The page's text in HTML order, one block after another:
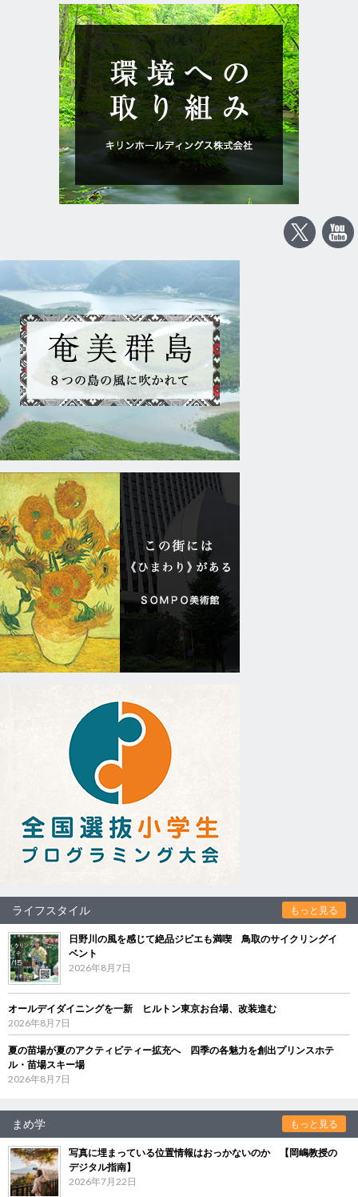
ライフスタイル もっと見る
日野川の風を感じて絶品ジビエも満喫 鳥取のサイクリングイ
ベント
2026年8月7日
オールデイダイニングを一新 ヒルトン東京お台場、改装進む
2026年8月7日
夏の苗場が夏のアクティビティー拡充へ 四季の各魅力を創出プリンスホテ
ル・苗場スキー場
2026年8月7日
まめ学 もっと見る
写真に埋まっている位置情報はおっかないのか 【岡嶋教授の
デジタル指南】
2026年7月22日